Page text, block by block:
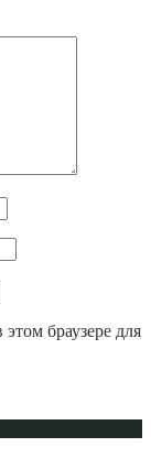
браузере для